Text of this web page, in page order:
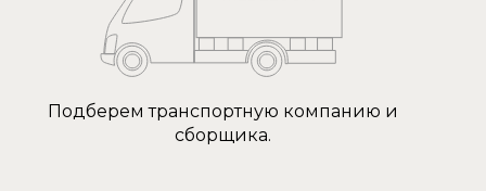
Подберем транспортную компанию и
сборщика.